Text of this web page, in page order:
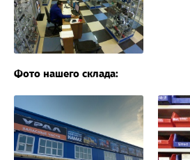
Фото нашего склада: